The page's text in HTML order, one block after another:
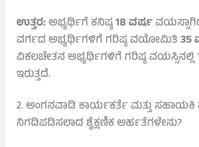
ಉತ್ತರ:ಅಭ್ಯರ್ಥಿಗೆ ಕನಿಷ್ಠ18 ವರ್ಷ
ವರ್ಗದ ಅಭ್ಯರ್ಥಿಗಳಿಗೆ ಗರಿಷ್ಠ ವಯೋಮಿತಿ35
ವಿಕಲಚೇತನ ಅಭ್ಯರ್ಥಿಗಳಿಗೆ ಗರಿಷ್ಠ
ಇರುತ್ತದೆ.
2. ಅಂಗನವಾಡಿ ಕಾರ್ಯಕರ್ತೆ ಮತ್ತು ಸಹಾಯಕಿ
ನಿಗದಿಪಡಿಸಲಾದ ಶೈಕ್ಷಣಿಕ ಅರ್ಹತೆಗಳೇನು?